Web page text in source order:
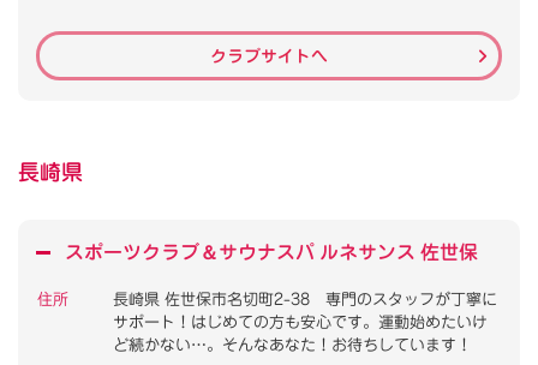
クラブサイトへ
長崎県
スポーツクラブ＆サウナスパ ルネサンス 佐世保
住所
長崎県 佐世保市名切町2-38 専門のスタッフが丁寧に
サポート！はじめての方も安心です。運動始めたいけ
ど続かない…。そんなあなた！お待ちしています！